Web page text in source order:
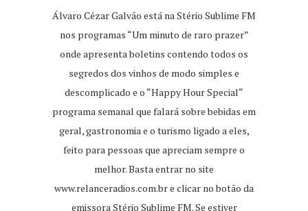
Álvaro Cézar Galvão está na Stério Sublime FM
nos programas “Um minuto de raro prazer”
onde apresenta boletins contendo todos os
segredos dos vinhos de modo simples e
descomplicado e o “Happy Hour Special“
programa semanal que falará sobre bebidas em
geral, gastronomia e o turismo ligado a eles,
feito para pessoas que apreciam sempre o
melhor. Basta entrar no site
www.relanceradios.com.bre clicar no botão da
emissora Stério Sublime FM. Se estiver